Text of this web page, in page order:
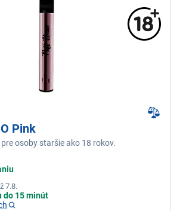
Pink
osoby staršie ako 18 rokov.
7.8.
do 15 minút